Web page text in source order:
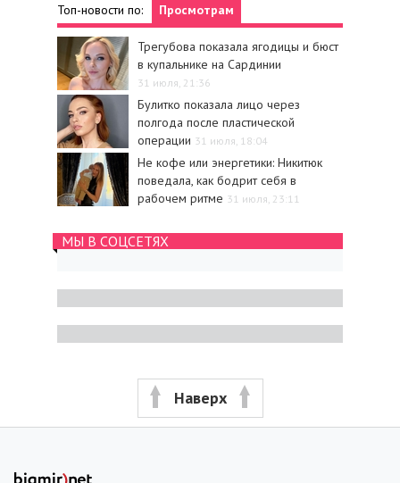
Топ-новости по: Просмотрам
Трегубова показала ягодицы и бюст
в купальнике на Сардинии
31 июля, 21:36
Булитко показала лицо через
полгода после пластической
операции 31 июля, 18:04
Не кофе или энергетики: Никитюк
поведала, как бодрит себя в
рабочем ритме 31 июля, 23:11
МЫ В СОЦСЕТЯХ
Наверх